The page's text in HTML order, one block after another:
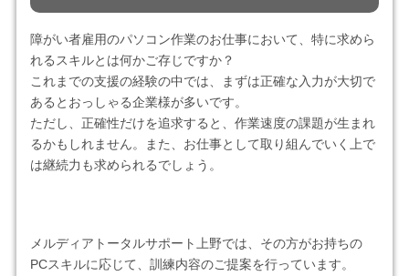
障がい者雇用のパソコン作業のお仕事において、特に求めら
れるスキルとは何かご存じですか？
これまでの支援の経験の中では、まずは正確な入力が大切で
あるとおっしゃる企業様が多いです。
ただし、正確性だけを追求すると、作業速度の課題が生まれ
るかもしれません。また、お仕事として取り組んでいく上で
は継続力も求められるでしょう。
メルディアトータルサポート上野では、その方がお持ちの
PCスキルに応じて、訓練内容のご提案を行っています。